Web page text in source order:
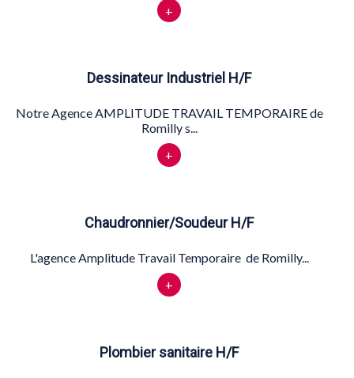
+
Dessinateur Industriel H/F
Notre Agence AMPLITUDE TRAVAIL TEMPORAIRE de
Romilly s...
+
Chaudronnier/Soudeur H/F
L'agence Amplitude Travail Temporaire de Romilly...
+
Plombier sanitaire H/F